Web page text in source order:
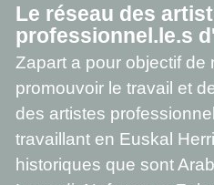
Le réseau des
professionnel.le.s
Zapart a pour objectif de
promouvoir le travail et
des artistes
travaillant en Euskal
historiques que sont